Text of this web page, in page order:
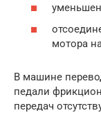
мотора
В машине
педали
передач